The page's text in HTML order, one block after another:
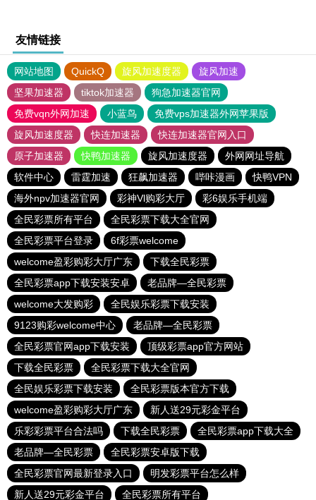
友情链接
网站地图 QuickQ 旋风加速度器
旋风加速
坚果加速器
tiktok加速器
狗急加速器官网
免费vqn外网加速
小蓝鸟
免费vps加速器外网苹果版
旋风加速度器
快连加速器
快连加速器官网入口
原子加速器
快鸭加速器 旋风加速度器
外网网址导航
软件中心
雷霆加速 狂飙加速器 哔咔漫画
快鸭VPN
海外npv加速器官网
彩神Vl购彩大厅
彩6娱乐手机端
全民彩票所有平台
全民彩票下载大全官网
全民彩票平台登录
6f彩票welcome
welcome盈彩购彩大厅广东
下载全民彩票
全民彩票app下载安装安卓
老品牌—全民彩票
welcome大发购彩
全民娱乐彩票下载安装
9123购彩welcome中心
老品牌—全民彩票
全民彩票官网app下载安装
顶级彩票app官方网站
下载全民彩票
全民彩票下载大全官网
全民娱乐彩票下载安装
全民彩票版本官方下载
welcome盈彩购彩大厅广东
新人送29元彩金平台
乐彩彩票平台合法吗
下载全民彩票
全民彩票app下载大全
老品牌—全民彩票
全民彩票安卓版下载
全民彩票官网最新登录入口
明发彩票平台怎么样
新人送29元彩金平台
全民彩票所有平台